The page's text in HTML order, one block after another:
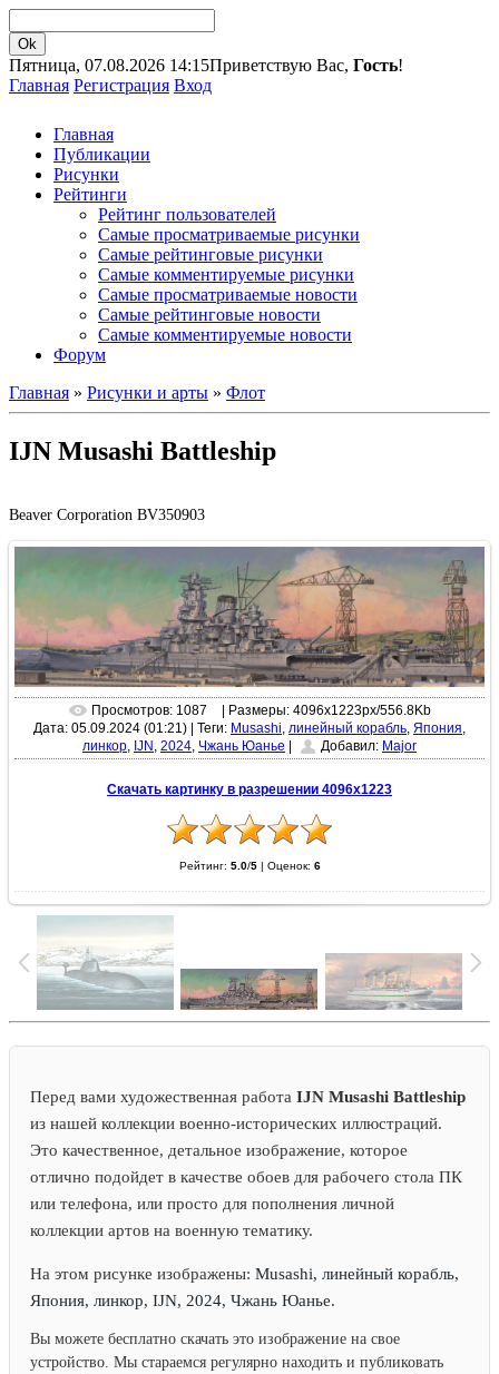
Пятница, 07.08.2026 14:15Приветствую Вас, Гость!
Главная Регистрация Вход
Главная
Публикации
Рисунки
Рейтинги
Рейтинг пользователей
Самые просматриваемые рисунки
Самые рейтинговые рисунки
Самые комментируемые рисунки
Самые просматриваемые новости
Самые рейтинговые новости
Самые комментируемые новости
Форум
Главная » Рисунки и арты » Флот
IJN Musashi Battleship
Beaver Corporation BV350903
Просмотров: 1087
| Размеры: 4096x1223px/556.8Kb
Дата: 05.09.2024 (01:21) | Теги: Musashi, линейный корабль, Япония,
линкор, IJN, 2024, Чжань Юанье | Добавил: Major
Скачать картинку в разрешении 4096x1223
Рейтинг: 5.0/5| Оценок: 6
Перед вами художественная работа IJN Musashi Battleship
из нашей коллекции военно-исторических иллюстраций.
Это качественное, детальное изображение, которое
отлично подойдет в качестве обоев для рабочего стола ПК
или телефона, или просто для пополнения личной
коллекции артов на военную тематику.
На этом рисунке изображены: Musashi, линейный корабль,
Япония, линкор, IJN, 2024, Чжань Юанье.
Вы можете бесплатно скачать это изображение на свое
устройство. Мы стараемся регулярно находить и публиковать